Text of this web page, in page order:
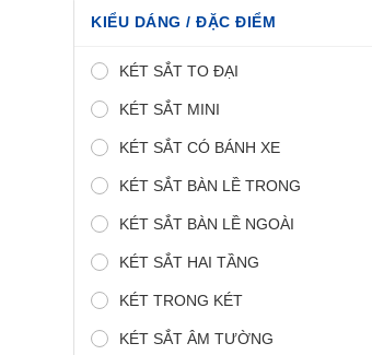
KIỂU DÁNG / ĐẶC ĐIỂM
KÉT SẮT TO ĐẠI
KÉT SẮT MINI
KÉT SẮT CÓ BÁNH XE
KÉT SẮT BÀN LỀ TRONG
KÉT SẮT BÀN LỀ NGOÀI
KÉT SẮT HAI TẦNG
KÉT TRONG KÉT
KÉT SẮT ÂM TƯỜNG